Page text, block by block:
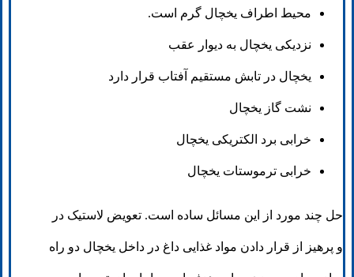
محیط اطراف یخچال گرم است.
نزدیکی یخچال به دیوار عقب
یخچال در تابش مستقیم آفتاب قرار دارد
نشت گاز یخچال
خرابی برد الکتریکی یخچال
خرابی ترموستات یخچال
حل چند مورد از این مسائل ساده است. تعویض لاستیک در
و پرهیز از قرار دادن مواد غذایی داغ در داخل یخچال دو راه